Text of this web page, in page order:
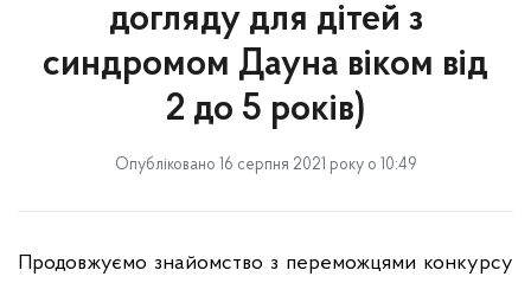
догляду для дітей з
синдромом Дауна віком від
2 до 5 років)
Опубліковано 16 серпня 2021 року о 10:49
Продовжуємо знайомство з переможцями конкурсу